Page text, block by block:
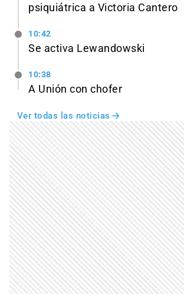
psiquiátrica a Victoria Cantero
10:42
Se activa Lewandowski
10:38
A Unión con chofer
Ver todas las noticias